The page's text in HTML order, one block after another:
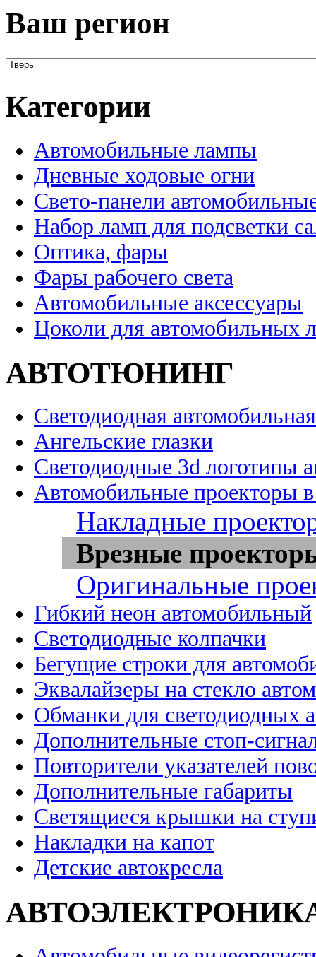
Ваш регион
Категории
Автомобильные лампы
Дневные ходовые огни
Свето-панели
Набор ламп для подсветки
Оптика, фары
Фары рабочего света
Автомобильные аксессуары
Цоколи для автомобильных
АВТОТЮНИНГ
Светодиодная
Ангельские глазки
Светодиодные 3d логотипы
Автомобильные проекторы
Накладные
Врезные
Оригинальные
Гибкий неон автомобильный
Светодиодные колпачки
Бегущие строки для
Эквалайзеры на стекло
Обманки для светодиодных
Дополнительные стоп-
Повторители указателей
Дополнительные габариты
Светящиеся крышки на
Накладки на капот
Детские автокресла